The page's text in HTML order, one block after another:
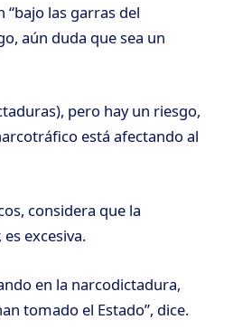
“bajo las garras del
aún duda que sea un
pero hay un riesgo,
está afectando al
considera que la
excesiva.
en la narcodictadura,
tomado el Estado”, dice.